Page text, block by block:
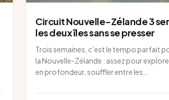
Circuit Nouvelle-Zélande 3
les deux îles sans se presser
Trois semaines, c’est le tempo parfait
la Nouvelle-Zélande : assez pour
en profondeur, souffler entre les…